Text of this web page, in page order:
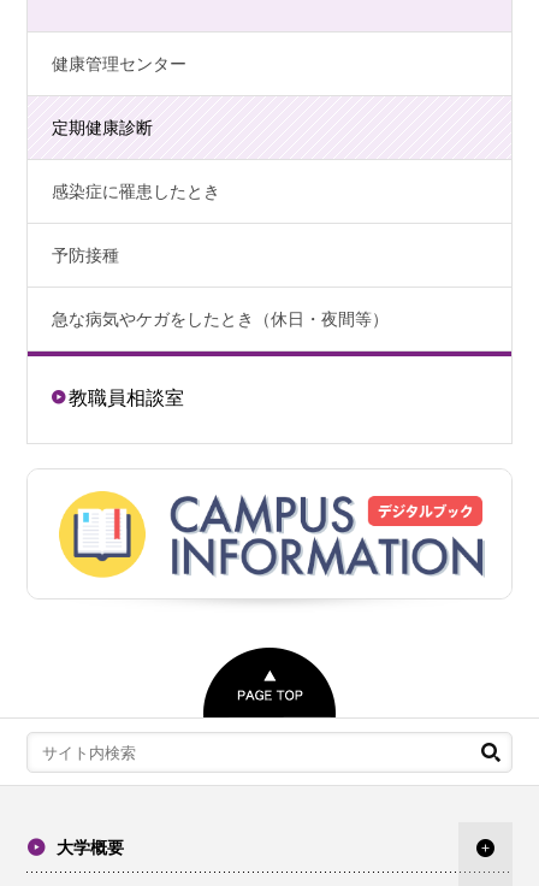
健康管理センター
定期健康診断
感染症に罹患したとき
予防接種
急な病気やケガをしたとき（休日・夜間等）
教職員相談室
大学概要